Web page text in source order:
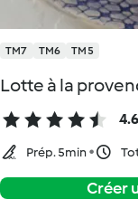
TM7 TM6 TM5
Lotte à la
4.6
Prép. 5min
Créer